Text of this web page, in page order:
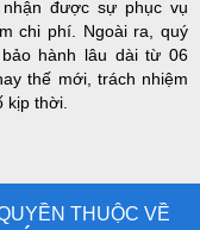
được sự phục vụ
chi phí. Ngoài ra, quý
hành lâu dài từ 06
thế mới, trách nhiệm
kịp thời.
THUỘC VỀ